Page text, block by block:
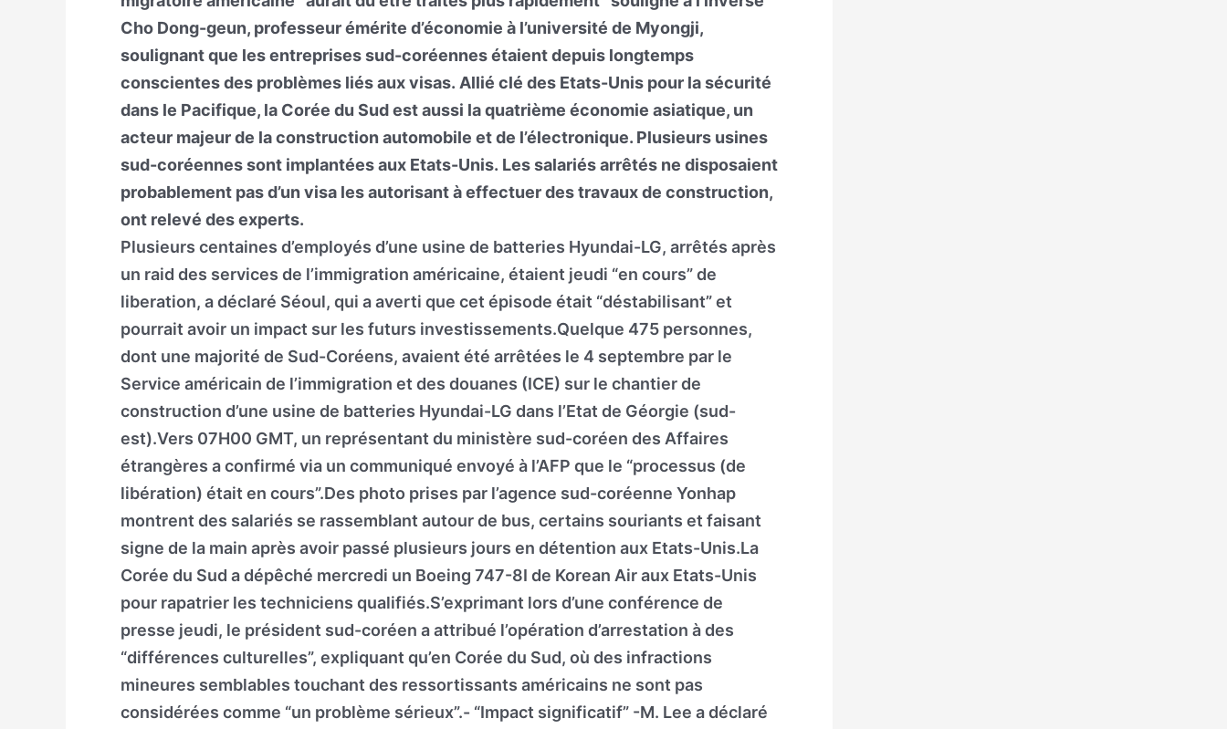
Cho Dong-geun, professeur émérite d’économie à l’université de Myongji,
soulignant que les entreprises sud-coréennes étaient depuis longtemps
conscientes des problèmes liés aux visas. Allié clé des Etats-Unis pour la sécurité
dans le Pacifique, la Corée du Sud est aussi la quatrième économie asiatique, un
acteur majeur de la construction automobile et de l’électronique. Plusieurs usines
sud-coréennes sont implantées aux Etats-Unis. Les salariés arrêtés ne disposaient
probablement pas d’un visa les autorisant à effectuer des travaux de construction,
ont relevé des experts.
Plusieurs centaines d’employés d’une usine de batteries Hyundai-LG, arrêtés après
un raid des services de l’immigration américaine, étaient jeudi “en cours” de
liberation, a déclaré Séoul, qui a averti que cet épisode était “déstabilisant” et
pourrait avoir un impact sur les futurs investissements.Quelque 475 personnes,
dont une majorité de Sud-Coréens, avaient été arrêtées le 4 septembre par le
Service américain de l’immigration et des douanes (ICE) sur le chantier de
construction d’une usine de batteries Hyundai-LG dans l’Etat de Géorgie (sud-
est).Vers 07H00 GMT, un représentant du ministère sud-coréen des Affaires
étrangères a confirmé via un communiqué envoyé à l’AFP que le “processus (de
libération) était en cours”.Des photo prises par l’agence sud-coréenne Yonhap
montrent des salariés se rassemblant autour de bus, certains souriants et faisant
signe de la main après avoir passé plusieurs jours en détention aux Etats-Unis.La
Corée du Sud a dépêché mercredi un Boeing 747-8I de Korean Air aux Etats-Unis
pour rapatrier les techniciens qualifiés.S’exprimant lors d’une conférence de
presse jeudi, le président sud-coréen a attribué l’opération d’arrestation à des
“différences culturelles”, expliquant qu’en Corée du Sud, où des infractions
mineures semblables touchant des ressortissants américains ne sont pas
considérées comme “un problème sérieux”.- “Impact significatif” -M. Lee a déclaré